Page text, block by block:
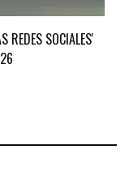
REDES SOCIALES'